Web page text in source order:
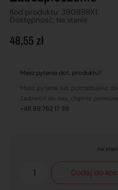
Kod produktu: 390898X1
Dostępnosć: Na stanie
48,55 zł
Masz pytania dot. produktu?
Masz pytania lub potrzebujesz
Zadzwoń do nas, chętnie
+48 89 762 17 39
na
Dodaj do